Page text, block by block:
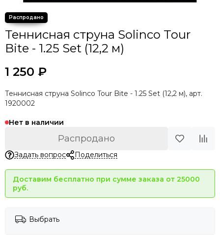
Теннисная струна Solinco Tour
Bite - 1.25 Set (12,2 м)
1 250 ₽
Теннисная струна Solinco Tour Bite - 1.25 Set (12,2 м), арт.
1920002
Нет в наличии
Распродано
Задать вопрос Поделиться
Доставим бесплатно при сумме заказа от 25000
руб.
Выбрать